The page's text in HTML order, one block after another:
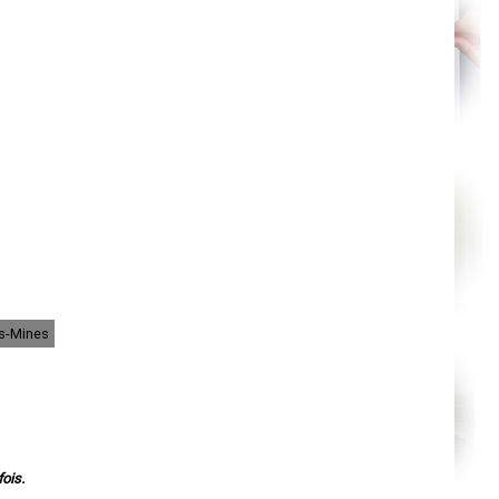
Mines